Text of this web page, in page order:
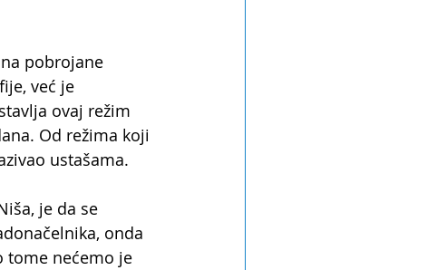
pobrojane
već je
ovaj režim
Od režima koji
ustašama.
je da se
onda
tome nećemo je